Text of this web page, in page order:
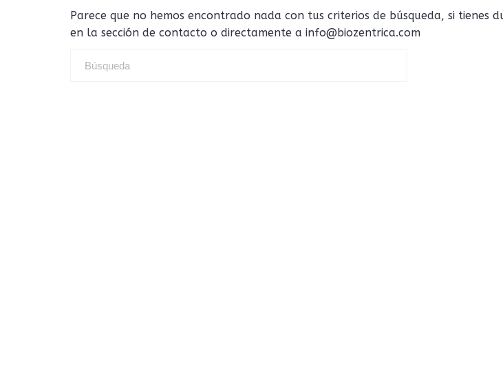
Parece que no hemos encontrado nada con tus criterios de búsqueda, si tienes
en la sección de contacto o directamente a info@biozentrica.com